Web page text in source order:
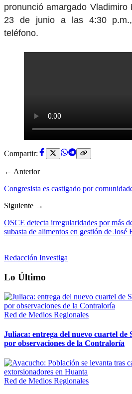
pronunció amargado
23 de junio a las 4:30
teléfono.
Compartir:
← Anterior
Congresista es castigado por
Siguiente →
OSCE detecta irregularidades por más
subasta de alimentos en gestión de José
Redacción Investiga
Lo Último
Red de Medios Regionales
Juliaca: entrega del nuevo cuartel de
por observaciones de la Contraloría
Red de Medios Regionales